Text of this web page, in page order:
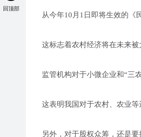
从今年10月1日即将生效的《
这标志着农村经济将在未来被
监管机构对于小微企业和“三
这表明我国对于农村、农业
另外，对于股权众筹，还是
回顶部